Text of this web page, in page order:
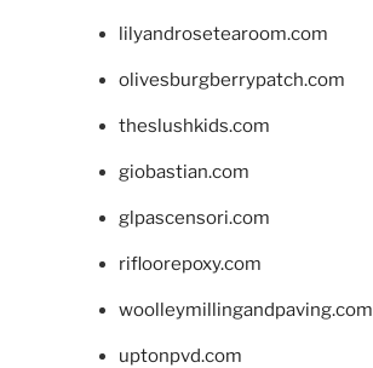
lilyandrosetearoom.com
olivesburgberrypatch.com
theslushkids.com
giobastian.com
glpascensori.com
rifloorepoxy.com
woolleymillingandpaving.com
uptonpvd.com